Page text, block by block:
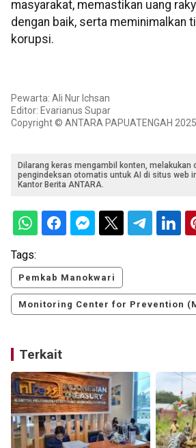
masyarakat, memastikan uang
dengan baik, serta meminimalkan
korupsi.
Pewarta: Ali Nur Ichsan
Editor: Evarianus Supar
Copyright © ANTARA PAPUATENGAH 2025
Dilarang keras mengambil konten, melakukan
pengindeksan otomatis untuk AI di situs web
Kantor Berita ANTARA.
Tags:
Pemkab Manokwari
Monitoring Center for Prevention
Terkait